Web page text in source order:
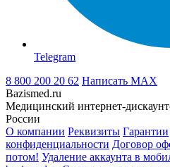
Telegram
8 800 200 20 62 Написать MAX
Bazismed.ru
Медицинский интернет-
России
О компании Реквизиты Гарантии
конфиденциальности Договор
потом! Удаление аккаунта в